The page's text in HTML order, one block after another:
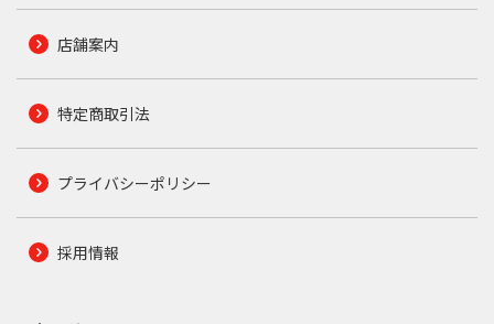
店舗案内
特定商取引法
プライバシーポリシー
採用情報